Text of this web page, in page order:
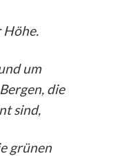
Höhe.
um
die
sind,
grünen